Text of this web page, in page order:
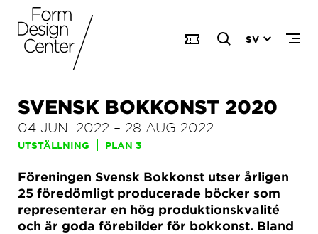
SV
SVENSK BOKKONST 2020
04 JUNI 2022 – 28 AUG 2022
UTSTÄLLNING PLAN 3
Föreningen Svensk Bokkonst utser årligen
25 föredömligt producerade böcker som
representerar en hög produktionskvalité
och är goda förebilder för bokkonst. Bland